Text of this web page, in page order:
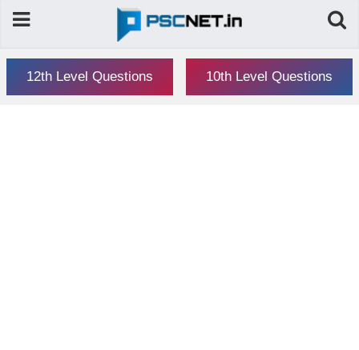
12th Level Questions 10th Level Questions